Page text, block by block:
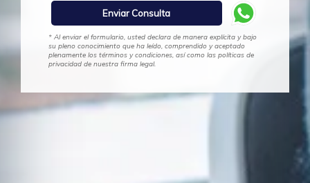
* Al enviar el formulario, usted declara de manera explícita y bajo
su pleno conocimiento que ha leído, comprendido y aceptado
plenamente los términos y condiciones, así como las políticas de
privacidad de nuestra firma legal.